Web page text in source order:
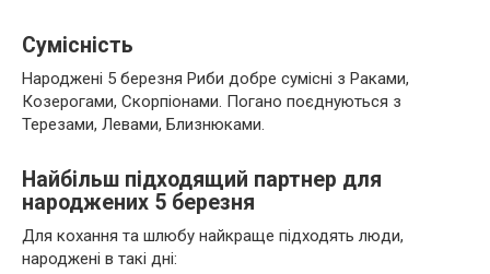
Сумісність
Народжені 5 березня Риби добре сумісні з Раками,
Козерогами, Скорпіонами. Погано поєднуються з
Терезами, Левами, Близнюками.
Найбільш підходящий партнер для
народжених 5 березня
Для кохання та шлюбу найкраще підходять люди,
народжені в такі дні: